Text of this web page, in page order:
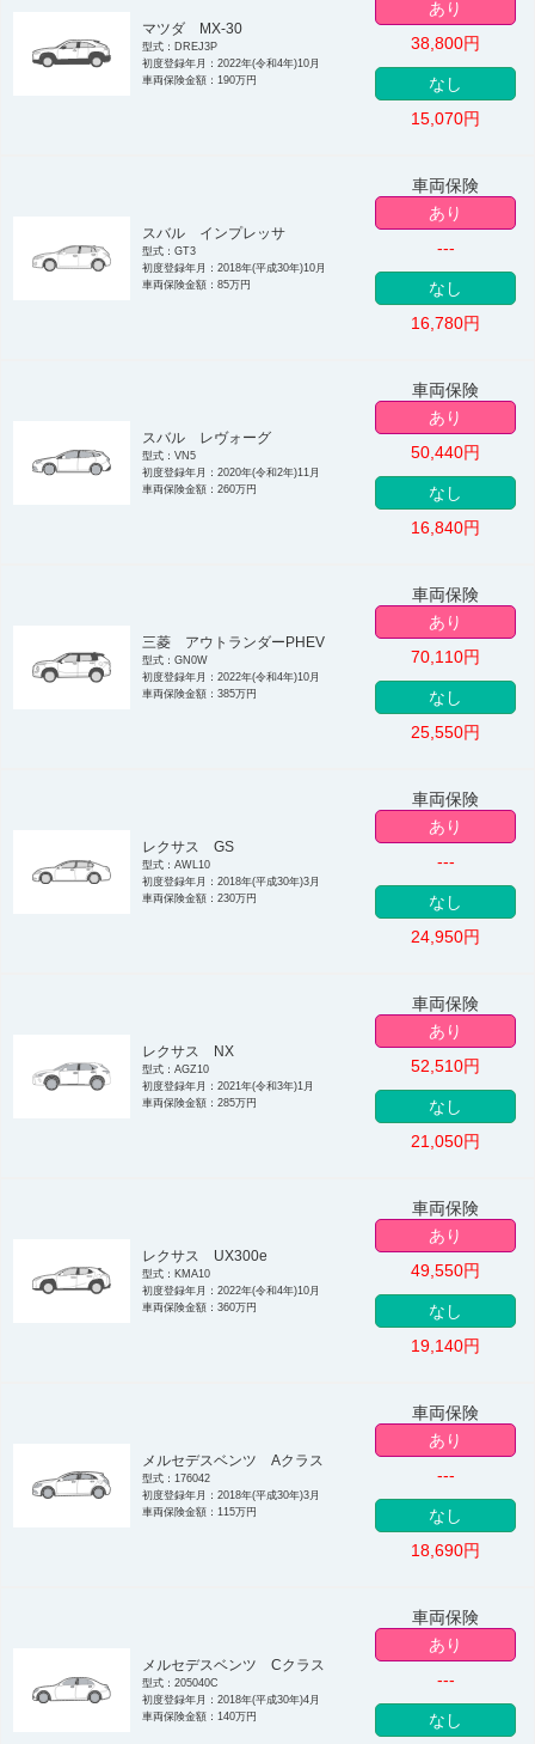
マツダ MX-30
型式：DREJ3P
初度登録年月：2022年(令和4年)10月
車両保険金額：190万円
あり
38,800円
なし
15,070円
スバル インプレッサ
型式：GT3
初度登録年月：2018年(平成30年)10月
車両保険金額：85万円
車両保険
あり
---
なし
16,780円
スバル レヴォーグ
型式：VN5
初度登録年月：2020年(令和2年)11月
車両保険金額：260万円
車両保険
あり
50,440円
なし
16,840円
三菱 アウトランダーPHEV
型式：GN0W
初度登録年月：2022年(令和4年)10月
車両保険金額：385万円
車両保険
あり
70,110円
なし
25,550円
レクサス GS
型式：AWL10
初度登録年月：2018年(平成30年)3月
車両保険金額：230万円
車両保険
あり
---
なし
24,950円
レクサス NX
型式：AGZ10
初度登録年月：2021年(令和3年)1月
車両保険金額：285万円
車両保険
あり
52,510円
なし
21,050円
レクサス UX300e
型式：KMA10
初度登録年月：2022年(令和4年)10月
車両保険金額：360万円
車両保険
あり
49,550円
なし
19,140円
メルセデスベンツ Aクラス
型式：176042
初度登録年月：2018年(平成30年)3月
車両保険金額：115万円
車両保険
あり
---
なし
18,690円
メルセデスベンツ Cクラス
型式：205040C
初度登録年月：2018年(平成30年)4月
車両保険金額：140万円
車両保険
あり
---
なし